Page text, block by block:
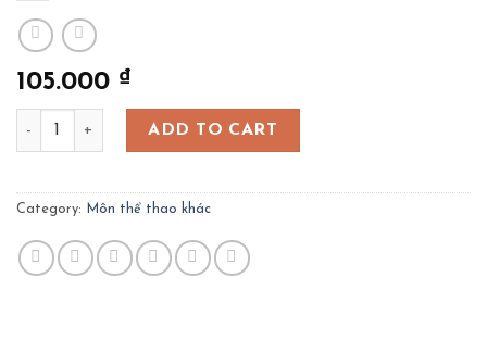
105.000 ₫
Balo thể thao - B004 quantity
ADD TO CART
Category: Môn thể thao khác